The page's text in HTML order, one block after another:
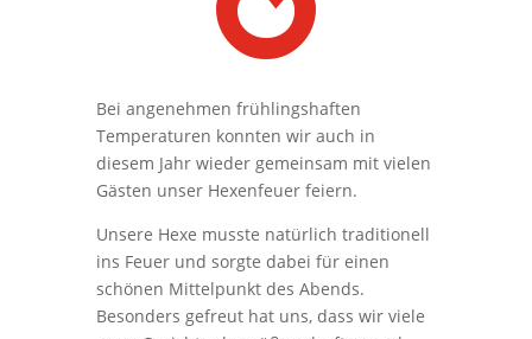
Bei angenehmen frühlingshaften
Temperaturen konnten wir auch in
diesem Jahr wieder gemeinsam mit vielen
Gästen unser Hexenfeuer feiern.
Unsere Hexe musste natürlich traditionell
ins Feuer und sorgte dabei für einen
schönen Mittelpunkt des Abends.
Besonders gefreut hat uns, dass wir viele